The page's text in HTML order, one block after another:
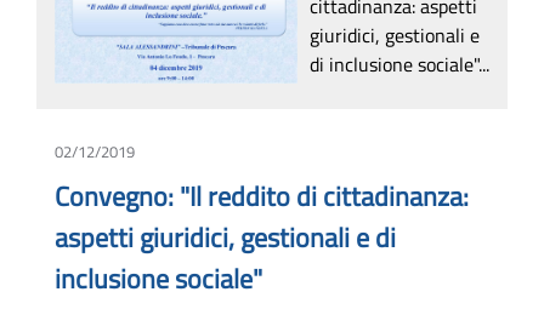
cittadinanza: aspetti
giuridici, gestionali e
di inclusione sociale"...
02/12/2019
Convegno: "Il reddito di cittadinanza:
aspetti giuridici, gestionali e di
inclusione sociale"